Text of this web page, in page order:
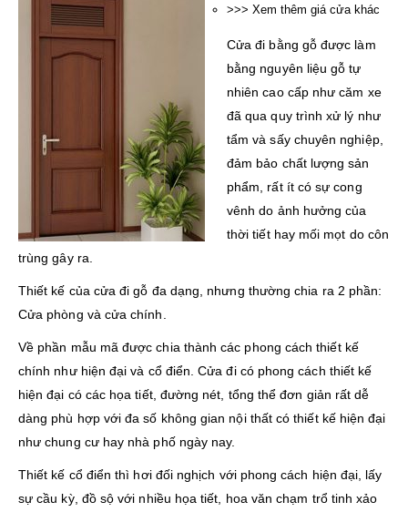
>>> Xem thêm giá cửa khác
Cửa đi bằng gỗ được làm
bằng nguyên liệu gỗ tự
nhiên cao cấp như căm xe
đã qua quy trình xử lý như
tẩm và sấy chuyên nghiệp,
đảm bảo chất lượng sản
phẩm, rất ít có sự cong
vênh do ảnh hưởng của
thời tiết hay mối mọt do côn
trùng gây ra.
Thiết kế của cửa đi gỗ đa dạng, nhưng thường chia ra 2 phần:
Cửa phòng và cửa chính.
Về phần mẫu mã được chia thành các phong cách thiết kế
chính như hiện đại và cổ điển. Cửa đi có phong cách thiết kế
hiện đại có các họa tiết, đường nét, tổng thể đơn giản rất dễ
dàng phù hợp với đa số không gian nội thất có thiết kế hiện đại
như chung cư hay nhà phố ngày nay.
Thiết kế cổ điển thì hơi đối nghịch với phong cách hiện đại, lấy
sự cầu kỳ, đồ sộ với nhiều họa tiết, hoa văn chạm trổ tinh xảo